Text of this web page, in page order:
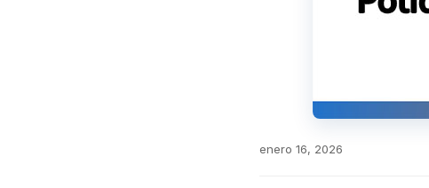
enero 16, 2026